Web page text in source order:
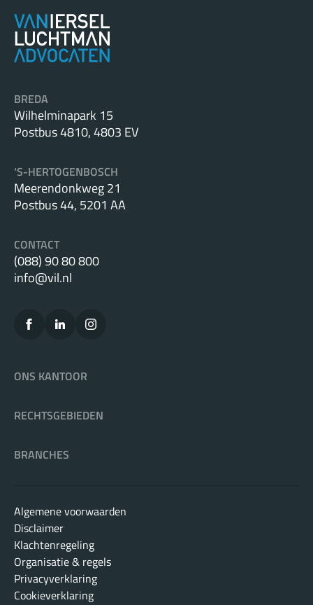
BREDA
Wilhelminapark 15
Postbus 4810, 4803 EV
‘S-HERTOGENBOSCH
Meerendonkweg 21
Postbus 44, 5201 AA
CONTACT
(088) 90 80 800
info@vil.nl
ONS KANTOOR
RECHTSGEBIEDEN
BRANCHES
Algemene voorwaarden
Disclaimer
Klachtenregeling
Organisatie & regels
Privacyverklaring
Cookieverklaring